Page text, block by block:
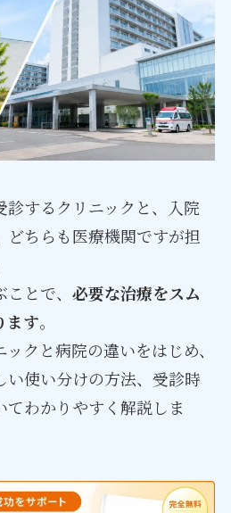
するクリニックと、入院
ちらも医療機関ですが担
とで、 必要な治療をスム
ます。
クと病院の違いをはじめ、
い使い分けの方法、受診時
わかりやすく解説しま